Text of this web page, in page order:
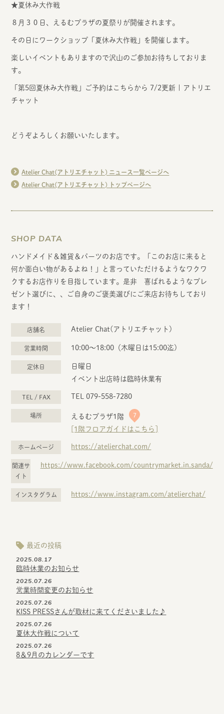
★夏休み大作戦
８月３０日、えるむプラザの夏祭りが開催されます。
その日にワークショップ「夏休み大作戦」を開催します。
楽しいイベントもありますので沢山のご参加お待ちしておりま
す。
「第5回夏休み大作戦」ご予約はこちらから 7/2更新 | アトリエ
チャット
どうぞよろしくお願いいたします。
Atelier Chat(アトリエチャット) ニュース一覧ページへ
Atelier Chat(アトリエチャット) トップページへ
SHOP DATA
ハンドメイド＆雑貨＆パーツのお店です。「このお店に来ると
何か面白い物があるよね！」と言っていただけるようなワクワ
クするお店作りを目指しています。是非 喜ばれるようなプレ
ゼント選びに、、ご自身のご褒美選びにご来店お待ちしており
ます！
店舗名 Atelier Chat(アトリエチャット)
営業時間 10:00～18:00（木曜日は15:00迄)
定休日
日曜日
イベント出店時は臨時休業有
TEL / FAX TEL 079-558-7280
場所 えるむプラザ1階 7
[1階フロアガイドはこちら]
ホームページ https://atelierchat.com/
関連サ
イト
https://www.facebook.com/countrymarket.in.sanda/
インスタグラム https://www.instagram.com/atelierchat/
最近の投稿
2025.08.17
臨時休業のお知らせ
2025.07.26
営業時間変更のお知らせ
2025.07.26
KISS PRESSさんが取材に来てくださいました♪
2025.07.26
夏休大作戦について
2025.07.26
8＆9月のカレンダーです